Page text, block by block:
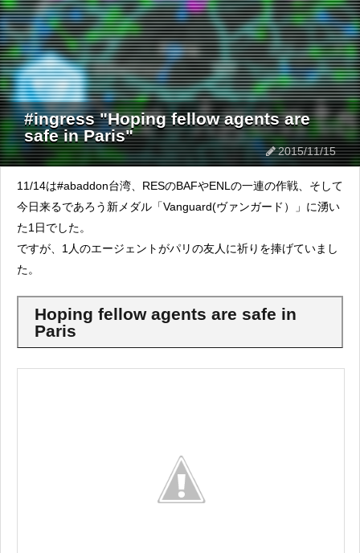
#ingress "Hoping fellow agents are
safe in Paris "
2015/11/15
11/14は#abaddon台湾、RESのBAFやENLの一連の作戦、そして
今日来るであろう新メダル「Vanguard(ヴァンガード）」に湧い
た1日でした。
ですが、1人のエージェントがパリの友人に祈りを捧げていまし
た。
Hoping fellow agents are safe in
Paris